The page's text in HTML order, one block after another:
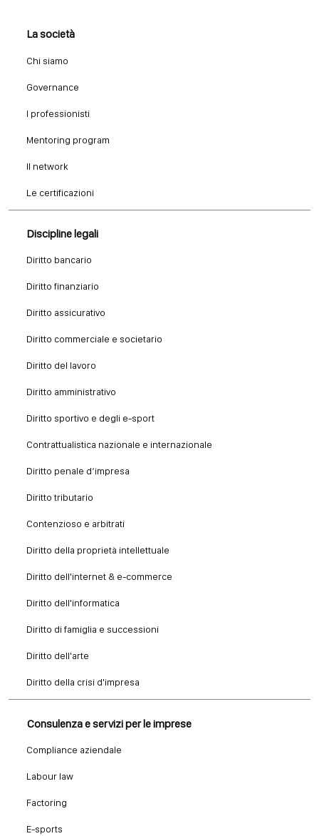
La società
Chi siamo
Governance
I professionisti
Mentoring program
Il network
Le certificazioni
Discipline legali
Diritto bancario
Diritto finanziario
Diritto assicurativo
Diritto commerciale e societario
Diritto del lavoro
Diritto amministrativo
Diritto sportivo e degli e-sport
Contrattualistica nazionale e internazionale
Diritto penale d’impresa
Diritto tributario
Contenzioso e arbitrati
Diritto della proprietà intellettuale
Diritto dell'internet & e-commerce
Diritto dell'informatica
Diritto di famiglia e successioni
Diritto dell'arte
Diritto della crisi d'impresa
Consulenza e servizi per le imprese
Compliance aziendale
Labour law
Factoring
E-sports